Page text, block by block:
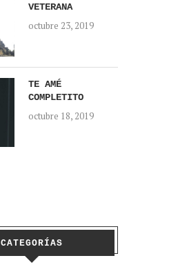
VETERANA
octubre 23, 2019
TE AMÉ
COMPLETITO
octubre 18, 2019
CATEGORÍAS